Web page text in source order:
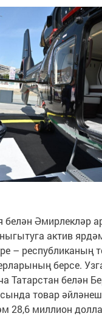
белән Әмирлекләр
актив
– республиканың
берсе.
Татарстан белән
товар
28,6 миллион